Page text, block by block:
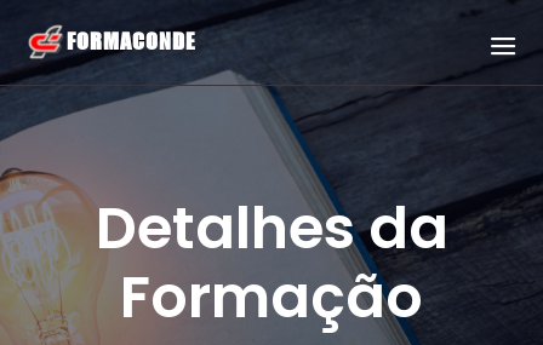
Detalhes da
Formação